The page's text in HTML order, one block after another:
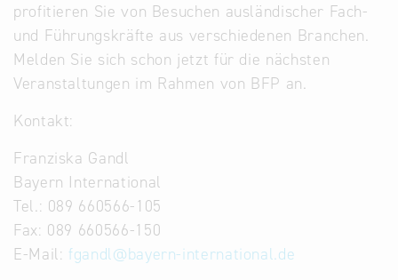
profitieren Sie von Besuchen ausländischer Fach-
und Führungskräfte aus verschiedenen Branchen.
Melden Sie sich schon jetzt für die nächsten
Veranstaltungen im Rahmen von BFP an.
Kontakt:
Franziska Gandl
Bayern International
Tel.: 089 660566-105
Fax: 089 660566-150
E-Mail:fgandl@bayern-international.de